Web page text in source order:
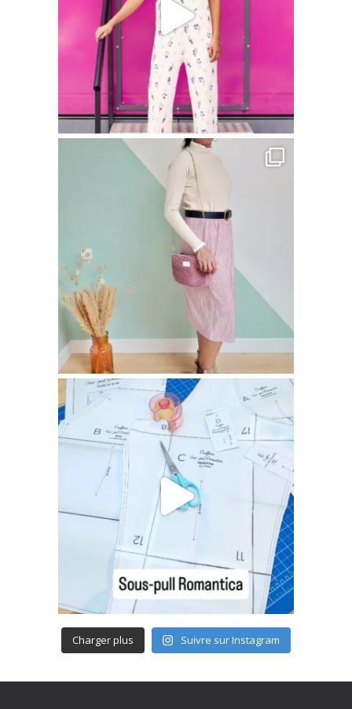
Charger plus Suivre sur Instagram